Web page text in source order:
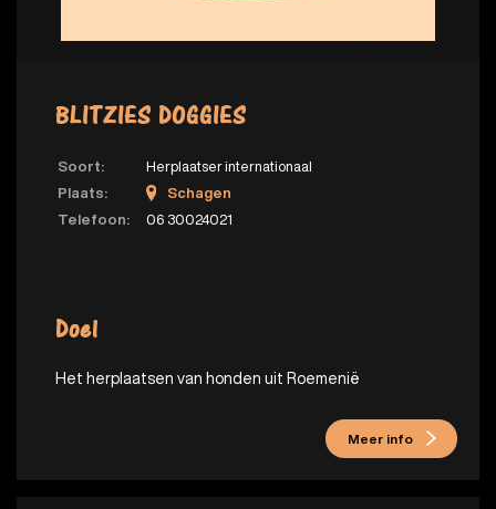
BLITZIES DOGGIES
Soort:
Herplaatser internationaal
Plaats:
Schagen
Telefoon:
06 30024021
Doel
Het herplaatsen van honden uit Roemenië
Meer info